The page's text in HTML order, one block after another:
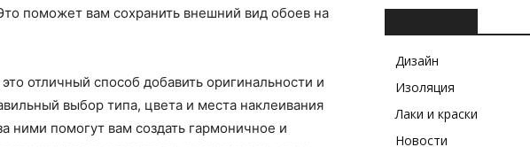
поможет вам сохранить внешний вид обоев на
отличный способ добавить оригинальности и
выбор типа, цвета и места наклеивания
ними помогут вам создать гармоничное и
Дизайн
Изоляция
Лаки и краски
Новости